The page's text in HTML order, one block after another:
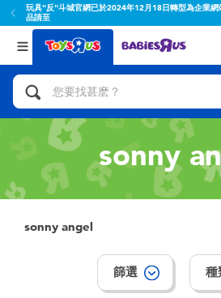
玩具"反"斗城官網已於2024年12月18日轉型為企業網
品請至
返回
分類目錄
人氣英雄,角色扮演,射擊玩具
腳踏車,滑板車,騎乘車
拼砌組合及樂高LEGO
玩具車,貨車,火車及遙控系列
手工藝,文具,蠟筆,泥膠,畫板
返回
品牌
Toy Story玩具總動員
Super Mario超級瑪利歐
52TOYS
Fuggler
Miniso名創優品
sonny
sonny angel
篩選 種